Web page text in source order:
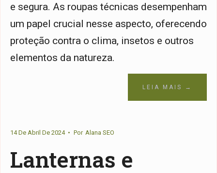
e segura. As roupas técnicas desempenham
um papel crucial nesse aspecto, oferecendo
proteção contra o clima, insetos e outros
elementos da natureza.
LEIA MAIS →
14 De Abril De 2024 • Por Alana SEO
Lanternas e